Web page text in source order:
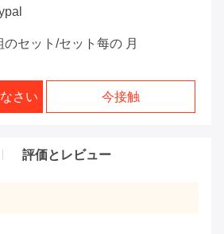
のセット/セット每の 月
さい 今接触
評価とレビュー